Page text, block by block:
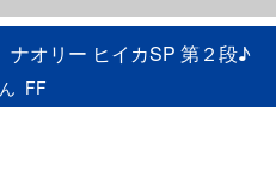
ナオリー ヒイカSP 第２段♪
FF